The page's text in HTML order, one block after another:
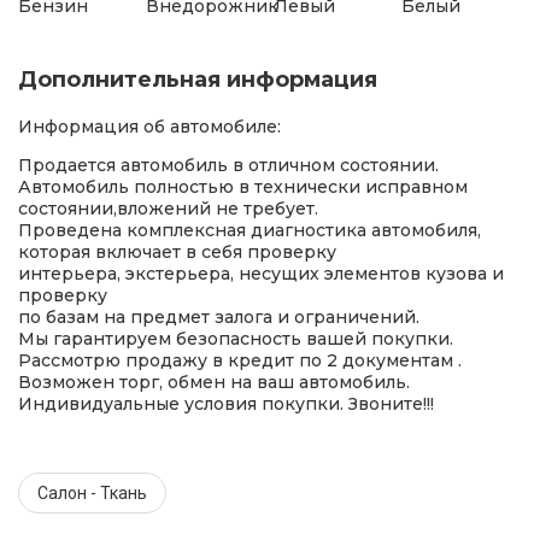
Бензин ВнедорожникЛевый Белый
Дополнительная информация
Информация об автомобиле:
Продается автомобиль в отличном состоянии.
Автомобиль полностью в технически исправном
состоянии,вложений не требует.
Проведена комплексная диагностика автомобиля,
которая включает в себя проверку
интерьера, экстерьера, несущих элементов кузова и
проверку
по базам на предмет залога и ограничений.
Мы гарантируем безопасность вашей покупки.
Рассмотрю продажу в кредит по 2 документам .
Возможен торг, обмен на ваш автомобиль.
Индивидуальные условия покупки. Звоните!!!
Салон - Ткань